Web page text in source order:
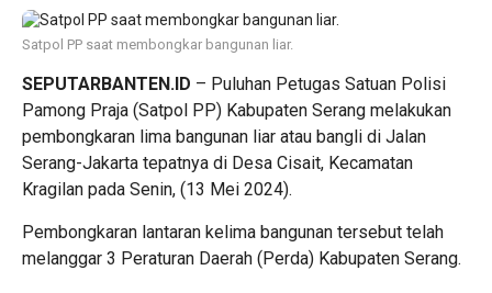
Satpol PP saat membongkar bangunan liar.
SEPUTARBANTEN.ID – Puluhan Petugas Satuan Polisi
Pamong Praja (Satpol PP) Kabupaten Serang melakukan
pembongkaran lima bangunan liar atau bangli di Jalan
Serang-Jakarta tepatnya di Desa Cisait, Kecamatan
Kragilan pada Senin, (13 Mei 2024).
Pembongkaran lantaran kelima bangunan tersebut telah
melanggar 3 Peraturan Daerah (Perda) Kabupaten Serang.